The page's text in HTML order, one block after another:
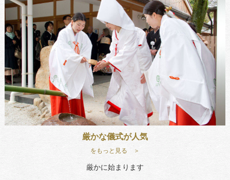
厳かな儀式が人気
をもっと見る ＞
厳かに始まります